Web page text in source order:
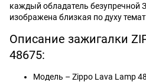
каждый обладатель безупречной
изображена близкая по духу
Описание зажигалки
48675:
Модель – Zippo Lava Lamp